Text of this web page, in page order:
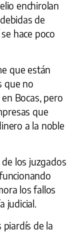
enchirolan
de
hace poco
que están
que no
Bocas, pero
que
a la noble
los juzgados
los fallos
judicial.
piardís de la